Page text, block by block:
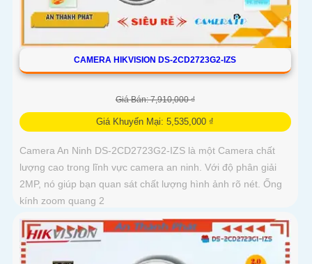
CAMERA HIKVISION DS-2CD2723G2-IZS
Giá Bán: 7,910,000 ₫
Giá Khuyến Mại: 5,535,000 ₫
Camera An Ninh DS-2CD2723G2-IZS là một Camera chất
lượng cao trong lĩnh vực camera an ninh. Với độ phân giải
2MP, nó giúp bạn quan sát chất lượng hình ảnh rõ nét. Ống
kính zoom quang 2